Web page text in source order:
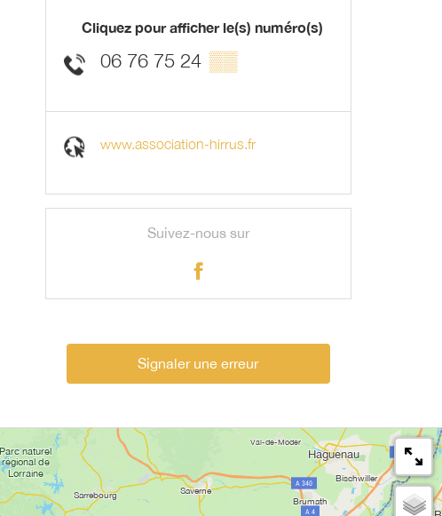
Cliquez pour afficher le(s) numéro(s)
06 76 75 24 ▒▒
www.association-hirrus.fr
Suivez-nous sur
Signaler une erreur